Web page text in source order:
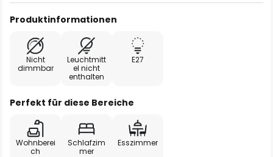
Produktinformationen
Nicht
dimmbar
Leuchtmitt
el nicht
enthalten
E27
Perfekt für diese Bereiche
Wohnberei
ch
Schlafzim
mer
Esszimmer